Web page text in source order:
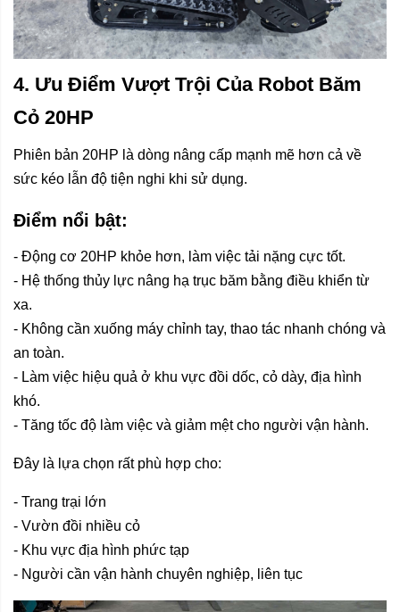
4. Ưu Điểm Vượt Trội Của Robot Băm
Cỏ 20HP
Phiên bản 20HP là dòng nâng cấp mạnh mẽ hơn cả về
sức kéo lẫn độ tiện nghi khi sử dụng.
Điểm nổi bật:
- Động cơ 20HP khỏe hơn, làm việc tải nặng cực tốt.
- Hệ thống thủy lực nâng hạ trục băm bằng điều khiển từ
xa.
- Không cần xuống máy chỉnh tay, thao tác nhanh chóng và
an toàn.
- Làm việc hiệu quả ở khu vực đồi dốc, cỏ dày, địa hình
khó.
- Tăng tốc độ làm việc và giảm mệt cho người vận hành.
Đây là lựa chọn rất phù hợp cho:
- Trang trại lớn
- Vườn đồi nhiều cỏ
- Khu vực địa hình phức tạp
- Người cần vận hành chuyên nghiệp, liên tục